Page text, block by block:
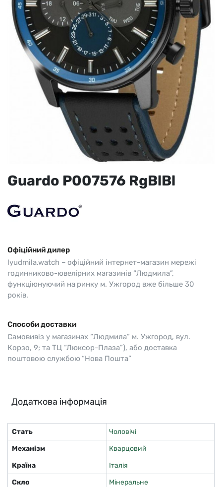
Guardo P007576 RgBlBl
Офіційний дилер
lyudmila.watch – офіційний інтернет-магазин мережі
годинниково-ювелірних магазинів “Людмила”,
функціюнуючий на ринку м. Ужгород вже більше 30
років.
Способи доставки
Самовивіз у магазинах “Людмила” м. Ужгород, вул.
Корзо, 9; та ТЦ “Люксор-Плаза”), або доставка
поштовою службою “Нова Пошта”
Додаткова інформація
Стать
Чоловічі
Механізм
Кварцовий
Країна
Італія
Скло
Мінеральне